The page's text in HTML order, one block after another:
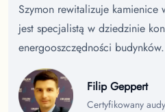
Szymon rewitalizuje kamienice
jest specjalistą w dziedzinie
energooszczędności budynków.
Filip Geppert
Certyfikowany